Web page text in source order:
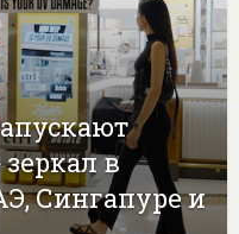
в
Сингапуре и